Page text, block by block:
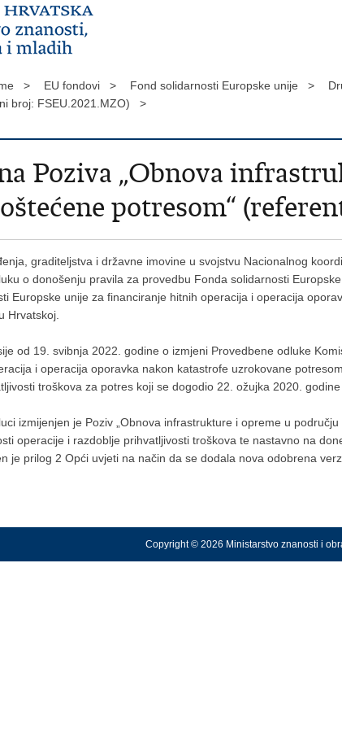
> EU fondovi > Fond solidarnosti Europske unije >
broj: FSEU.2021.MZO) >
Poziva „Obnova
potresom“
graditeljstva i državne imovine u svojstvu Nacionalnog
o donošenju pravila za provedbu Fonda solidarnosti
Europske unije za financiranje hitnih operacija i operacija
Hrvatskoj.
od 19. svibnja 2022. godine o izmjeni Provedbene odluke
i operacija oporavka nakon katastrofe uzrokovane
troškova za potres koji se dogodio 22. ožujka 2020.
izmijenjen je Poziv „Obnova infrastrukture i opreme u
operacije i razdoblje prihvatljivosti troškova te nastavno na
je prilog 2 Opći uvjeti na način da se dodala nova odobrena
Copyright © 2026 Ministarstvo znanosti i